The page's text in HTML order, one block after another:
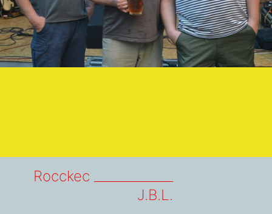
Rocckec _____________
J.B.L.